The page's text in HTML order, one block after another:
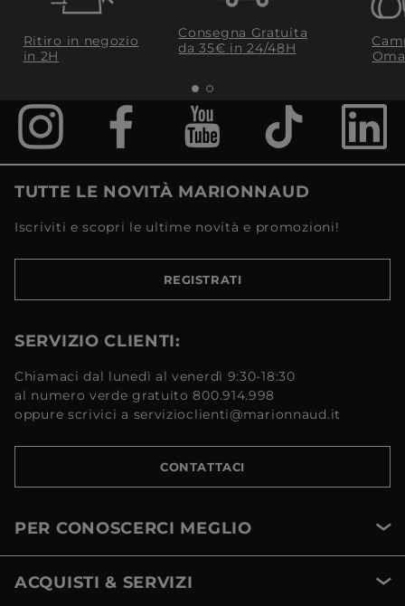
Ritiro in negozio
in 2H
Consegna Gratuita
da 35€​ in 24/48H
TUTTE LE NOVITÀ MARIONNAUD
Iscriviti e scopri le ultime novità e promozioni!
REGISTRATI
SERVIZIO CLIENTI:
Chiamaci dal lunedì al venerdì 9:30-18:30
al numero verde gratuito 800.914.998
oppure scrivici a servizioclienti@marionnaud.it
CONTATTACI
PER CONOSCERCI MEGLIO
ACQUISTI & SERVIZI